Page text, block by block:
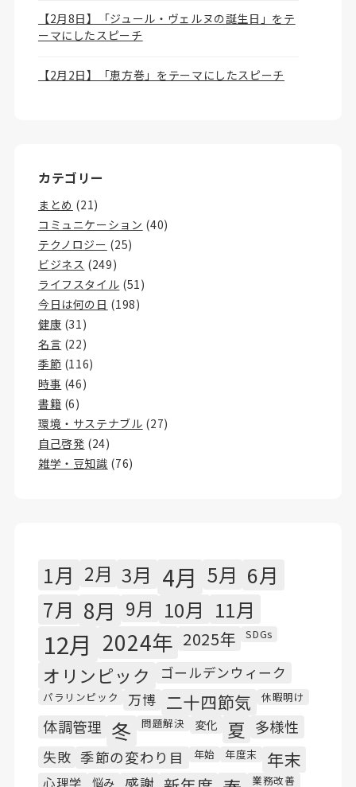
【2月8日】「ジュール・ヴェルヌの誕生日」をテ
ーマにしたスピーチ
【2月2日】「恵方巻」をテーマにしたスピーチ
カテゴリー
まとめ (21)
コミュニケーション (40)
テクノロジー (25)
ビジネス (249)
ライフスタイル (51)
今日は何の日 (198)
健康 (31)
名言 (22)
季節 (116)
時事 (46)
書籍 (6)
環境・サステナブル (27)
自己啓発 (24)
雑学・豆知識 (76)
1月 2月 3月 4月 5月 6月
7月 8月 9月 10月 11月
12月 2024年 2025年 SDGs
オリンピック ゴールデンウィーク
パラリンピック 万博 二十四節気 休暇明け
体調管理 冬 問題解決 変化 夏 多様性
失敗 季節の変わり目 年始 年度末 年末
心理学 悩み 業務改善